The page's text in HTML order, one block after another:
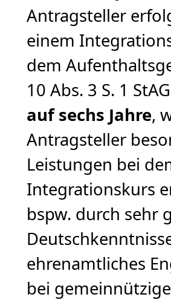
Antragsteller
einem
dem
10 Abs. 3 S. 1
auf sechs Jahre,
Antragsteller
Leistungen bei
Integrationskurs
bspw. durch sehr
ehrenamtliches
bei